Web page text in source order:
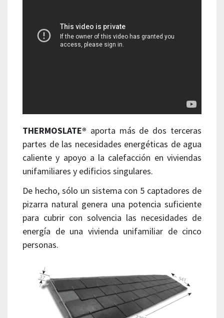
THERMOSLATE® aporta más de dos terceras
partes de las necesidades energéticas de agua
caliente y apoyo a la calefacción en viviendas
unifamiliares y edificios singulares.
De hecho, sólo un sistema con 5 captadores de
pizarra natural genera una potencia suficiente
para cubrir con solvencia las necesidades de
energía de una vivienda unifamiliar de cinco
personas.